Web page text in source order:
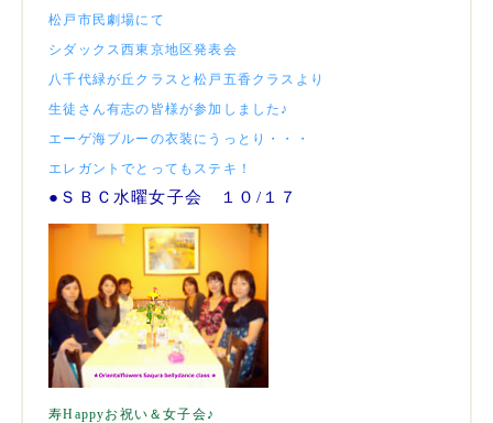
松戸市民劇場にて
シダックス西東京地区発表会
八千代緑が丘クラスと松戸五香クラスより
生徒さん有志の皆様が参加しました♪
エーゲ海ブルーの衣装にうっとり・・・
エレガントでとってもステキ！
● ＳＢＣ水曜女子会 １０/１７
寿Happyお祝い＆女子会♪